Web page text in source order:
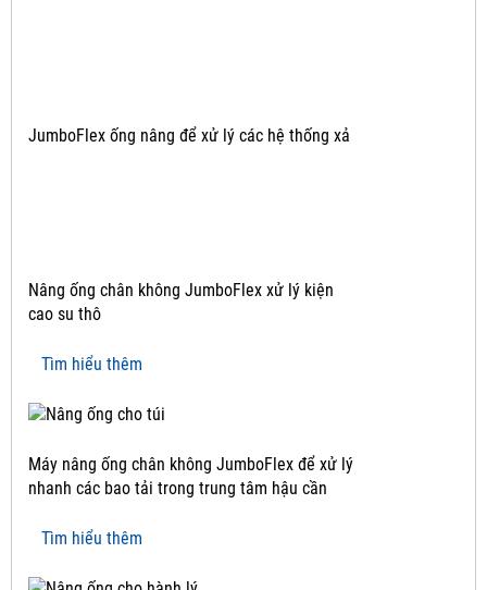
JumboFlex ống nâng để xử lý các hệ thống xả
Nâng ống chân không JumboFlex xử lý kiện
cao su thô
Tìm hiểu thêm
Máy nâng ống chân không JumboFlex để xử lý
nhanh các bao tải trong trung tâm hậu cần
Tìm hiểu thêm